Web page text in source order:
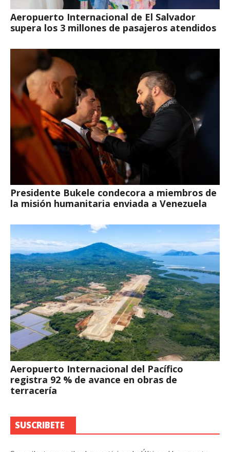
Aeropuerto Internacional de El Salvador
supera los 3 millones de pasajeros atendidos
Presidente Bukele condecora a miembros de
la misión humanitaria enviada a Venezuela
Aeropuerto Internacional del Pacífico
registra 92 % de avance en obras de
terracería
SUSCRIBETE